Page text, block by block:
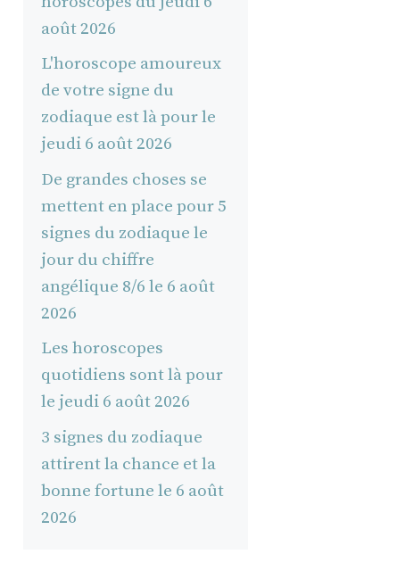
août 2026
L'horoscope amoureux
de votre signe du
zodiaque est là pour le
jeudi 6 août 2026
De grandes choses se
mettent en place pour 5
signes du zodiaque le
jour du chiffre
angélique 8/6 le 6 août
2026
Les horoscopes
quotidiens sont là pour
le jeudi 6 août 2026
3 signes du zodiaque
attirent la chance et la
bonne fortune le 6 août
2026